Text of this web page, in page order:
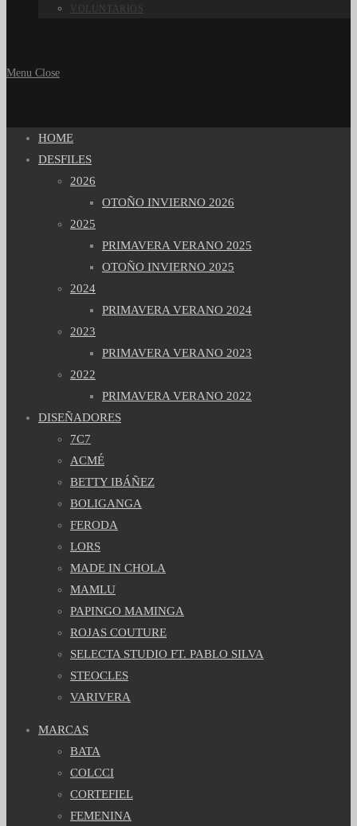
VOLUNTARIOS
Menu Close
HOME
DESFILES
2026
OTOÑO INVIERNO 2026
2025
PRIMAVERA VERANO 2025
OTOÑO INVIERNO 2025
2024
PRIMAVERA VERANO 2024
2023
PRIMAVERA VERANO 2023
2022
PRIMAVERA VERANO 2022
DISEÑADORES
7C7
ACMÉ
BETTY IBÁÑEZ
BOLIGANGA
FERODA
LORS
MADE IN CHOLA
MAMLU
PAPINGO MAMINGA
ROJAS COUTURE
SELECTA STUDIO FT. PABLO SILVA
STEOCLES
VARIVERA
MARCAS
BATA
COLCCI
CORTEFIEL
FEMENINA